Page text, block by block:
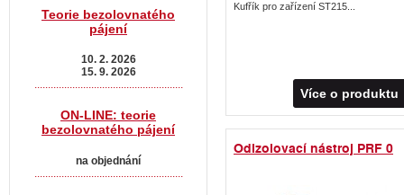
Kufřík pro zařízení ST215...
Více o produktu
Odizolovací nástroj PRF 0
Teorie bezolovnatého
pájení
10. 2. 2026
15. 9. 2026
.......................................................
ON-LINE: teorie
bezolovnatého pájení
na objednání